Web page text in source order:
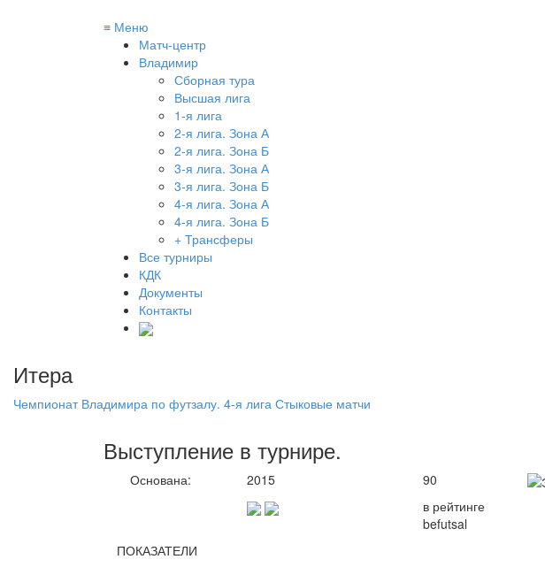
≡ Меню
Матч-центр
Владимир
Сборная тура
Высшая лига
1-я лига
2-я лига. Зона А
2-я лига. Зона Б
3-я лига. Зона А
3-я лига. Зона Б
4-я лига. Зона А
4-я лига. Зона Б
+ Трансферы
Все турниры
КДК
Документы
Контакты
Итера
Чемпионат Владимира по футзалу. 4-я лига Стыковые матчи
Выступление в турнире.
Основана: 2015
90
в рейтинге
befutsal
ПОКАЗАТЕЛИ